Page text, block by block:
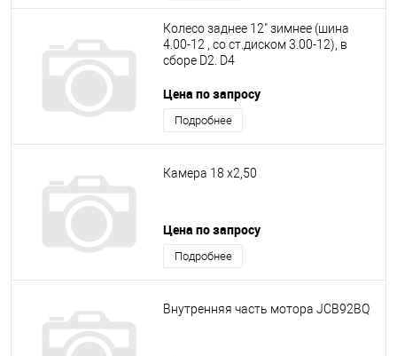
Колесо заднее 12" зимнее (шина
4.00-12 , со ст.диском 3.00-12), в
сборе D2. D4
Цена по запросу
Подробнее
Камера 18 х2,50
Цена по запросу
Подробнее
Внутренняя часть мотора JCB92BQ